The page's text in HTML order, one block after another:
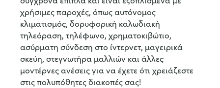
χρήσιμες παροχές, όπως αυτόνομος
κλιματισμός, δορυφορική καλωδιακή
τηλεόραση, τηλέφωνο, χρηματοκιβώτιο,
ασύρματη σύνδεση στο ίντερνετ, μαγειρικά
σκεύη, στεγνωτήρα μαλλιών και άλλες
μοντέρνες ανέσεις για να έχετε ότι χρειάζεστε
στις πολυπόθητες διακοπές σας!